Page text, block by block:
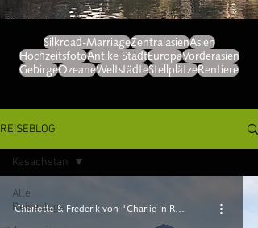
Silkroad-MarriageZentralasienAsien
HochzeitsfotoAntike StadtEuropaVorderasien
GebirgeOzeaneWeltstädteStellplätzeRentiere
REISEBLOG
Alle
Reiseblogs
Kasachstan
Charlotte & Frederik von "Charlie 'n Rik"